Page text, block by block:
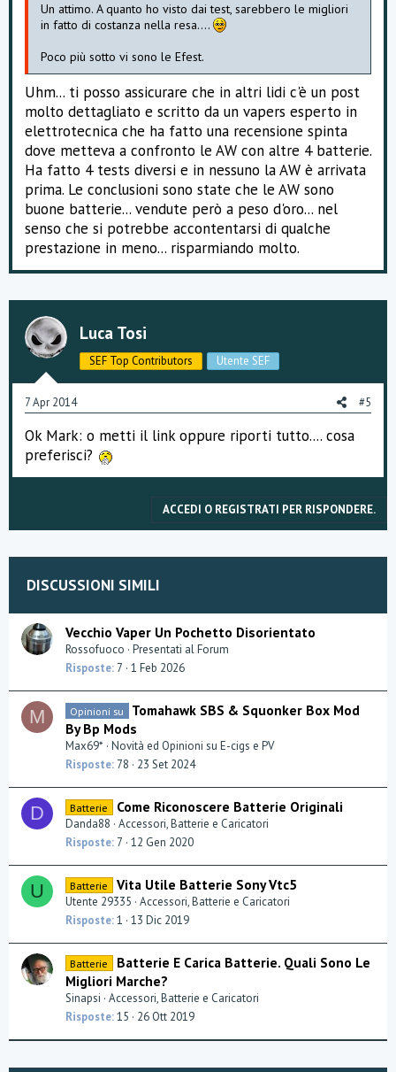
Un attimo. A quanto ho visto dai test, sarebbero le migliori
in fatto di costanza nella resa....
Poco più sotto vi sono le Efest.
Uhm... ti posso assicurare che in altri lidi c'è un post
molto dettagliato e scritto da un vapers esperto in
elettrotecnica che ha fatto una recensione spinta
dove metteva a confronto le AW con altre 4 batterie.
Ha fatto 4 tests diversi e in nessuno la AW è arrivata
prima. Le conclusioni sono state che le AW sono
buone batterie... vendute però a peso d'oro... nel
senso che si potrebbe accontentarsi di qualche
prestazione in meno... risparmiando molto.
Luca Tosi
SEF Top Contributors Utente SEF
7 Apr 2014 #5
Ok Mark: o metti il link oppure riporti tutto.... cosa
preferisci?
ACCEDI O REGISTRATI PER RISPONDERE.
DISCUSSIONI SIMILI
Vecchio Vaper Un Pochetto Disorientato
Rossofuoco Presentati al Forum
Risposte 7 1 Feb 2026
M Opinioni su
Tomahawk SBS & Squonker Box Mod
By Bp Mods
Max69* Novità ed Opinioni su E-cigs e PV
Risposte 78 23 Set 2024
D Batterie Come Riconoscere Batterie Originali
Danda88 Accessori, Batterie e Caricatori
Risposte 7 12 Gen 2020
U Batterie Vita Utile Batterie Sony Vtc5
Utente 29335 Accessori, Batterie e Caricatori
Risposte 1 13 Dic 2019
Batterie
Batterie E Carica Batterie. Quali Sono Le
Migliori Marche?
Sinapsi Accessori, Batterie e Caricatori
Risposte 15 26 Ott 2019